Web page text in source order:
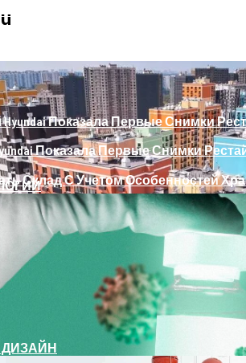
Новостройку: Главные Критерии,
Показала Первые Снимки
Склад С Учетом Особенностей
Выбрать Оборудование Для
Внедорожник Haval H9 Скоро
ДИЗАЙН